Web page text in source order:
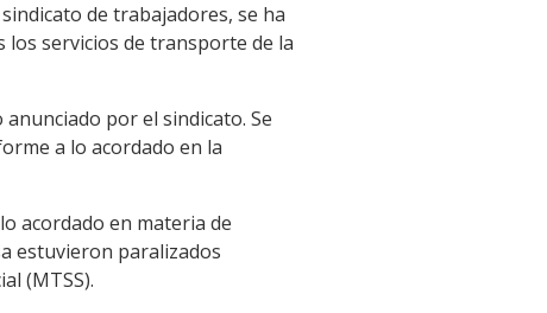
de trabajadores, se ha
los servicios de transporte de la
por el sindicato. Se
a lo acordado en la
acordado en materia de
estuvieron paralizados
(MTSS).